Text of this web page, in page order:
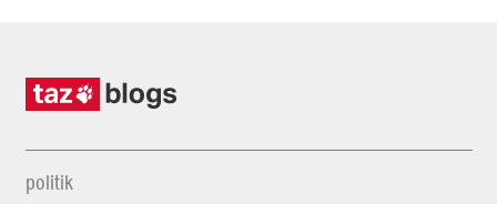
politik